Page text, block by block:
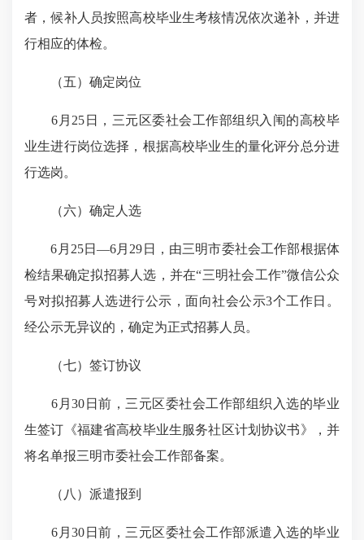
者，候补人员按照高校毕业生考核情况依次递补，并进
行相应的体检。
（五）确定岗位
6月25日，三元区委社会工作部组织入闱的高校毕
业生进行岗位选择，根据高校毕业生的量化评分总分进
行选岗。
（六）确定人选
6月25日—6月29日，由三明市委社会工作部根据体
检结果确定拟招募人选，并在“三明社会工作”微信公众
号对拟招募人选进行公示，面向社会公示3个工作日。
经公示无异议的，确定为正式招募人员。
（七）签订协议
6月30日前，三元区委社会工作部组织入选的毕业
生签订《福建省高校毕业生服务社区计划协议书》，并
将名单报三明市委社会工作部备案。
（八）派遣报到
6月30日前，三元区委社会工作部派遣入选的毕业